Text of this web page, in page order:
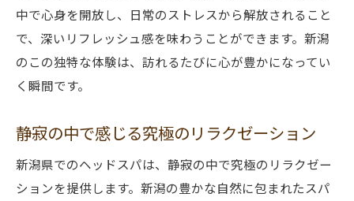
中で心身を開放し、日常のストレスから解放されること
で、深いリフレッシュ感を味わうことができます。新潟
のこの独特な体験は、訪れるたびに心が豊かになってい
く瞬間です。
静寂の中で感じる究極のリラクゼーション
新潟県でのヘッドスパは、静寂の中で究極のリラクゼー
ションを提供します。新潟の豊かな自然に包まれたスパ